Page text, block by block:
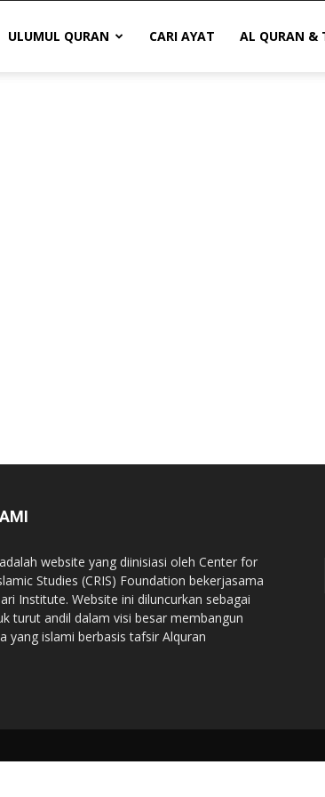
ULUMUL QURAN CARI AYAT AL QURAN &
website yang diinisiasi oleh Center for
Studies (CRIS) Foundation bekerjasama
Institute. Website ini diluncurkan sebagai
turut andil dalam visi besar membangun
yang islami berbasis tafsir Alquran